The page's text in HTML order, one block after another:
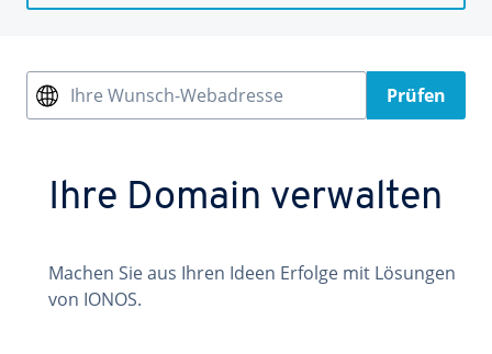
Ihre Wunsch-Webadresse Prüfen
Ihre Domain verwalten
Machen Sie aus Ihren Ideen Erfolge mit Lösungen
von IONOS.